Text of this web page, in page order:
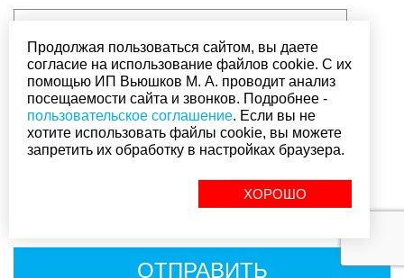
ОТПРАВИТЬ
Продолжая пользоваться сайтом, вы даете
согласие на использование файлов cookie. С их
помощью ИП Вьюшков М. А. проводит анализ
посещаемости сайта и звонков. Подробнее -
пользовательское соглашение. Если вы не
хотите использовать файлы cookie, вы можете
запретить их обработку в настройках браузера.
ХОРОШО